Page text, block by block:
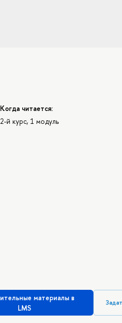
Когда читается:
2-й курс, 1 модуль
материалы в
LMS